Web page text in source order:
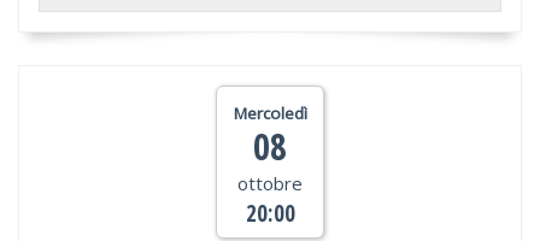
Mercoledì
08
ottobre
20:00